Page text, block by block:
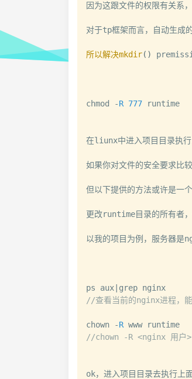
因为这跟文件的权限有关系
对于tp框架而言，自动生成
所以解决mkdir( )
chmod -R 777 runtime
在liunx中进入项目目录执行
如果你对文件的安全要求比
但以下提供的方法或许是一个
更改runtime目录的所有者
以我的项目为例，服务器是
ps aux
//查看当前的nginx进程，能
chown -R
//chown -R <nginx 用户
ok，进入项目目录去执行上